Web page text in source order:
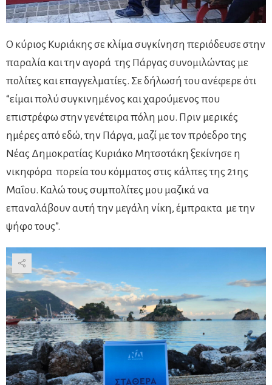
Ο κύριος Κυριάκης σε κλίμα συγκίνηση περιόδευσε στην
παραλία και την αγορά της Πάργας συνομιλώντας με
πολίτες και επαγγελματίες. Σε δήλωσή του ανέφερε ότι
“είμαι πολύ συγκινημένος και χαρούμενος που
επιστρέφω στην γενέτειρα πόλη μου. Πριν μερικές
ημέρες από εδώ, την Πάργα, μαζί με τον πρόεδρο της
Νέας Δημοκρατίας Κυριάκο Μητσοτάκη ξεκίνησε η
νικηφόρα πορεία του κόμματος στις κάλπες της 21ης
Μαΐου. Καλώ τους συμπολίτες μου μαζικά να
επαναλάβουν αυτή την μεγάλη νίκη, έμπρακτα με την
ψήφο τους”.